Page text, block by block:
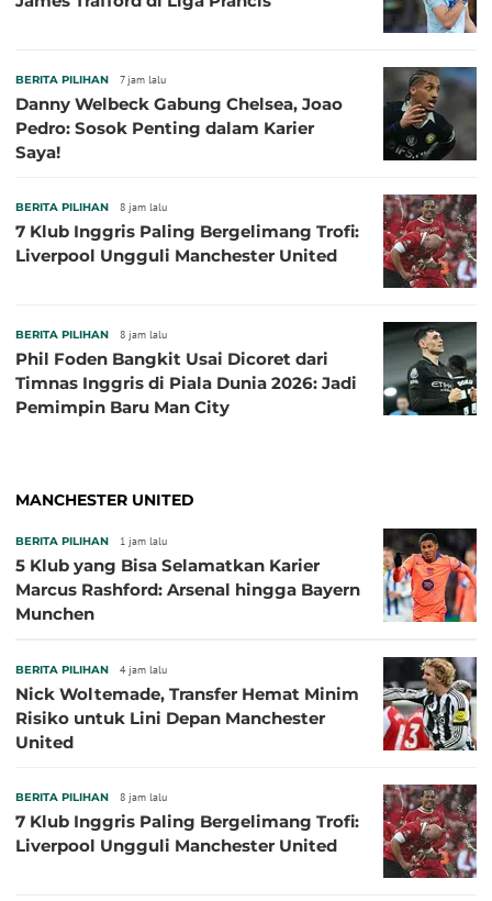
BERITA PILIHAN 7 jam lalu
Danny Welbeck Gabung Chelsea, Joao
Pedro: Sosok Penting dalam Karier
Saya!
BERITA PILIHAN 8 jam lalu
7 Klub Inggris Paling Bergelimang Trofi:
Liverpool Ungguli Manchester United
BERITA PILIHAN 8 jam lalu
Phil Foden Bangkit Usai Dicoret dari
Timnas Inggris di Piala Dunia 2026: Jadi
Pemimpin Baru Man City
MANCHESTER UNITED
BERITA PILIHAN 1 jam lalu
5 Klub yang Bisa Selamatkan Karier
Marcus Rashford: Arsenal hingga Bayern
Munchen
BERITA PILIHAN 4 jam lalu
Nick Woltemade, Transfer Hemat Minim
Risiko untuk Lini Depan Manchester
United
BERITA PILIHAN 8 jam lalu
7 Klub Inggris Paling Bergelimang Trofi:
Liverpool Ungguli Manchester United